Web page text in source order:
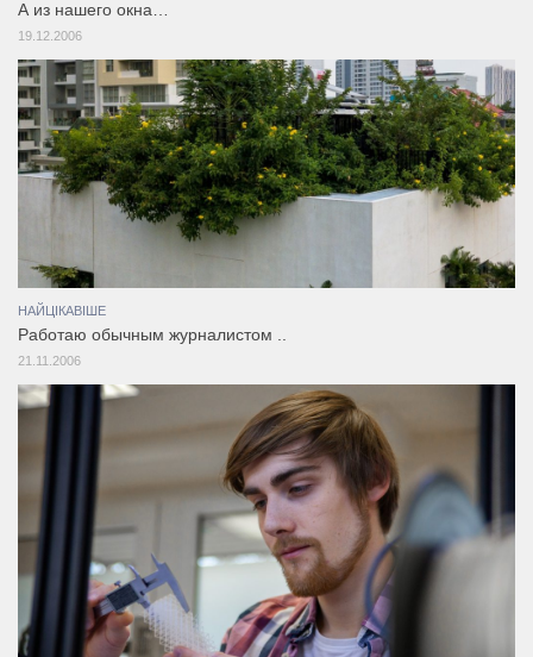
А из нашего окна…
19.12.2006
НАЙЦІКАВІШЕ
Работаю обычным журналистом ..
21.11.2006